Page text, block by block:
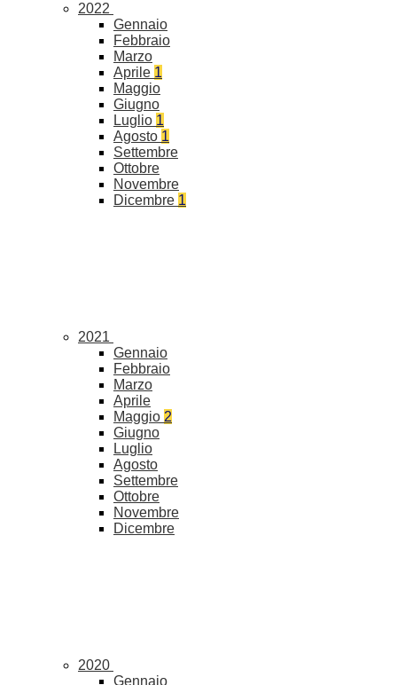
2022
Gennaio
Febbraio
Marzo
Aprile 1
Maggio
Giugno
Luglio 1
Agosto 1
Settembre
Ottobre
Novembre
Dicembre 1
2021
Gennaio
Febbraio
Marzo
Aprile
Maggio 2
Giugno
Luglio
Agosto
Settembre
Ottobre
Novembre
Dicembre
2020
Gennaio